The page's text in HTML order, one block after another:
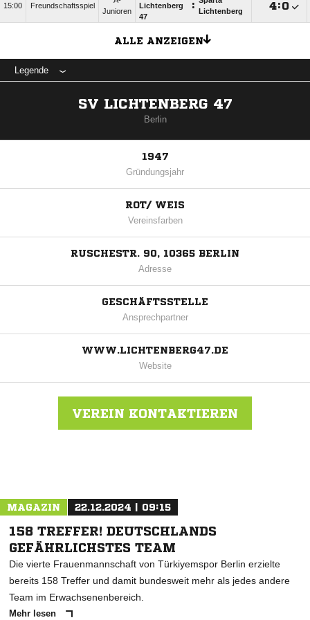
15:00 Freundschaftsspiel
Junioren
Lichtenberg
47
:
Lichtenberg
:
ALLE ANZEIGEN
Legende
SV LICHTENBERG 47
Berlin
1947
Gründungsjahr
ROT/ WEIS
Vereinsfarben
RUSCHESTR. 90, 10365 BERLIN
Adresse
GESCHÄFTSSTELLE
Ansprechpartner
WWW.LICHTENBERG47.DE
Website
VEREIN KONTAKTIEREN
MAGAZIN 22.12.2024 | 09:15
158 TREFFER! DEUTSCHLANDS
GEFÄHRLICHSTES TEAM
Die vierte Frauenmannschaft von Türkiyemspor Berlin erzielte
bereits 158 Treffer und damit bundesweit mehr als jedes andere
Team im Erwachsenenbereich.
Mehr lesen